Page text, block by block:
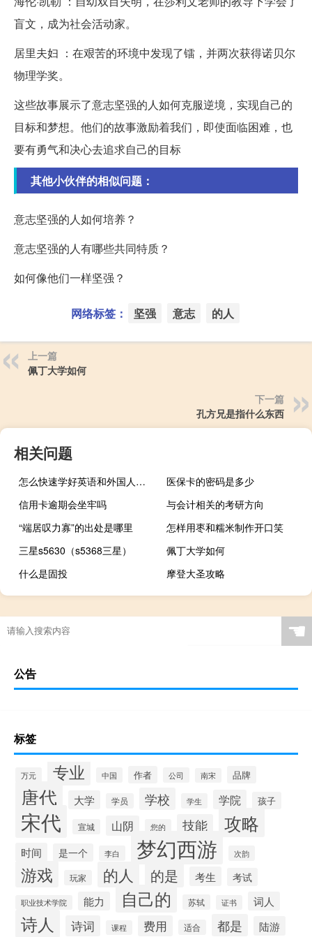
盲文，成为社会活动家。
居里夫妇 ：在艰苦的环境中发现了镭，并两次获得诺贝尔
物理学奖。
这些故事展示了意志坚强的人如何克服逆境，实现自己的
目标和梦想。他们的故事激励着我们，即使面临困难，也
要有勇气和决心去追求自己的目标
其他小伙伴的相似问题：
意志坚强的人如何培养？
意志坚强的人有哪些共同特质？
如何像他们一样坚强？
网络标签： 坚强 意志 的人
上一篇
佩丁大学如何
下一篇
孔方兄是指什么东西
相关问题
怎么快速学好英语和外国人交流 怎么快速学好英语
医保卡的密码是多少
信用卡逾期会坐牢吗
与会计相关的考研方向
“端居叹力寡”的出处是哪里
怎样用枣和糯米制作开口笑
三星s5630（s5368三星）
佩丁大学如何
什么是固投
摩登大圣攻略
☚
公告
标签
万元 专业 中国 作者 公司 南宋 品牌
唐代 大学 学员 学校 学生 学院 孩子
宋代 宣城 山阴 您的 技能 攻略
时间 是一个 李白 梦幻西游 次韵
游戏 玩家 的人 的是 考生 考试
职业技术学院 能力 自己的 苏轼 证书 词人
诗人 诗词 课程 费用 适合 都是 陆游